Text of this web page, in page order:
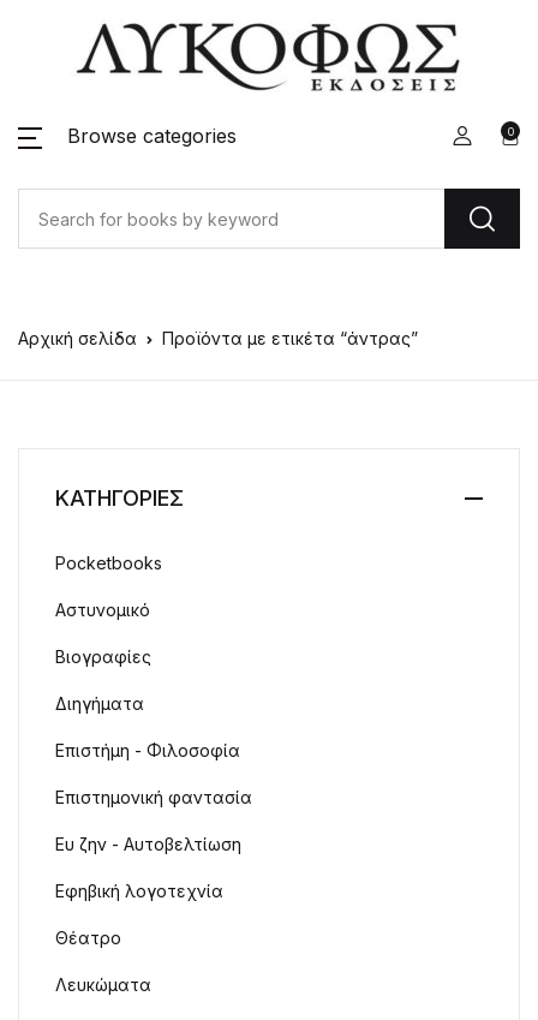
Browse categories 0
Αρχική σελίδα Προϊόντα με ετικέτα “άντρας”
ΚΑΤΗΓΟΡΙΕΣ
Pocketbooks
Αστυνομικό
Βιογραφίες
Διηγήματα
Επιστήμη - Φιλοσοφία
Επιστημονική φαντασία
Ευ ζην - Αυτοβελτίωση
Εφηβική λογοτεχνία
Θέατρο
Λευκώματα